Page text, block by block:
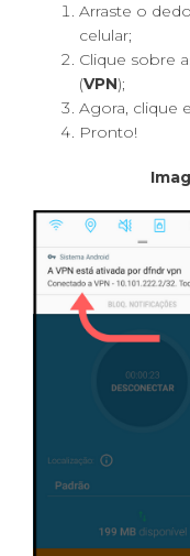
Arraste o
celular;
Clique sobre
(VPN);
Agora, clique
Pronto!